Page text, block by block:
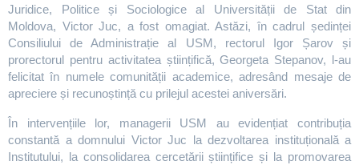
Juridice, Politice și Sociologice al Universității de Stat din
Moldova, Victor Juc, a fost omagiat. Astăzi, în cadrul ședinței
Consiliului de Administrație al USM, rectorul Igor Șarov și
prorectorul pentru activitatea științifică, Georgeta Stepanov, l-au
felicitat în numele comunității academice, adresând mesaje de
apreciere și recunoștință cu prilejul acestei aniversări.
În intervențiile lor, managerii USM au evidențiat contribuția
constantă a domnului Victor Juc la dezvoltarea instituțională a
Institutului, la consolidarea cercetării științifice și la promovarea